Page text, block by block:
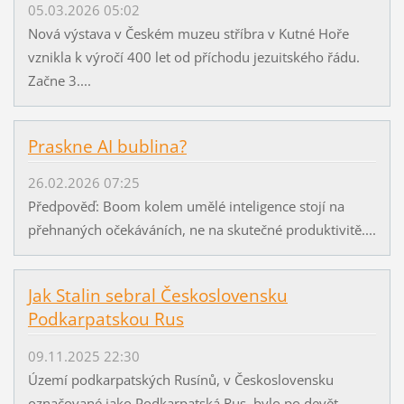
05.03.2026 05:02
Nová výstava v Českém muzeu stříbra v Kutné Hoře
vznikla k výročí 400 let od příchodu jezuitského řádu.
Začne 3....
Praskne AI bublina?
26.02.2026 07:25
Předpověď: Boom kolem umělé inteligence stojí na
přehnaných očekáváních, ne na skutečné produktivitě....
Jak Stalin sebral Československu
Podkarpatskou Rus
09.11.2025 22:30
Území podkarpatských Rusínů, v Československu